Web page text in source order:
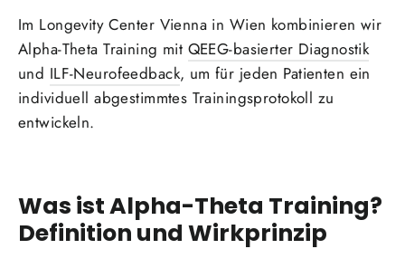
Im Longevity Center Vienna in Wien kombinieren wir
Alpha-Theta Training mit QEEG-basierter Diagnostik
und ILF-Neurofeedback, um für jeden Patienten ein
individuell abgestimmtes Trainingsprotokoll zu
entwickeln.
Was ist Alpha-Theta Training?
Definition und Wirkprinzip